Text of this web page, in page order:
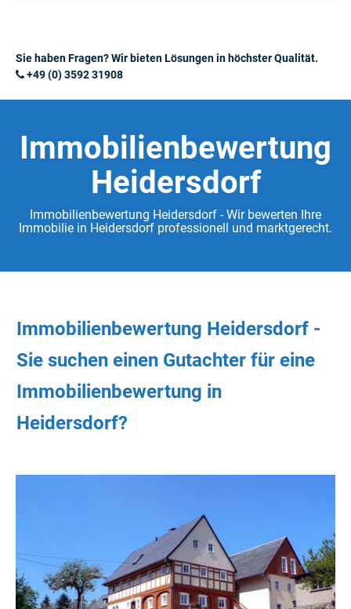
Sie haben Fragen? Wir bieten Lösungen in höchster Qualität.
+49 (0) 3592 31908
Immobilienbewertung
Heidersdorf
Immobilienbewertung Heidersdorf - Wir bewerten Ihre
Immobilie in Heidersdorf professionell und marktgerecht.
Immobilienbewertung Heidersdorf -
Sie suchen einen Gutachter für eine
Immobilienbewertung in
Heidersdorf?